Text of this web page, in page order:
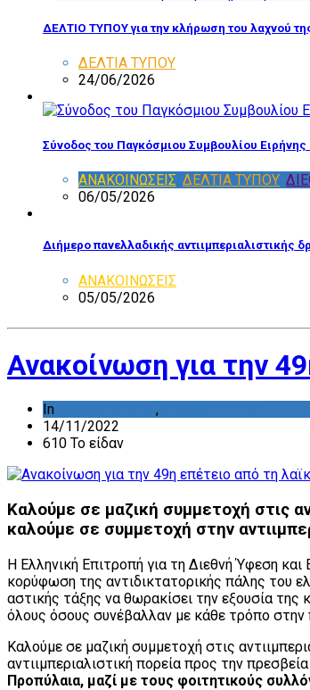
ΔΕΛΤΙΟ ΤΥΠΟΥ για την κλήρωση του λαχνού
ΔΕΛΤΙΑ ΤΥΠΟΥ
24/06/2026
Σύνοδος του Παγκόσμιου Συμβουλίου
ΑΝΑΚΟΙΝΩΣΕΙΣ ΔΕΛΤΙΑ ΤΥΠΟΥ
06/05/2026
Διήμερο πανελλαδικής
ΑΝΑΚΟΙΝΩΣΕΙΣ
05/05/2026
Ανακοίνωση για την
In ,
14/11/2022
610 Το είδαν
Καλούμε σε μαζική συμμετοχή στις
καλούμε σε συμμετοχή στην
Η Ελληνική Επιτροπή για τη Διεθνή Ύφεση
κορύφωση της αντιδικτατορικής πάλης του
αστικής τάξης να θωρακίσει την εξουσία
όλους όσους συνέβαλλαν με κάθε τρόπο στην
Καλούμε σε μαζική συμμετοχή στις
αντιιμπεριαλιστική πορεία προς την
Προπύλαια, μαζί με τους φοιτητικούς